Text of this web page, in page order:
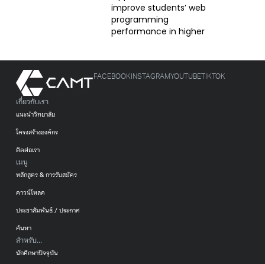
เกี่ยวกับเรา
แนะนำวิทยาลัย
โครงสร้างองค์กร
ติดต่อเรา
เมนู
หลักสูตร & การรับสมัคร
ดาวน์โหลด
ประชาสัมพันธ์ / ประกาศ
ค้นหา
สำหรับ...
นักศึกษาปัจจุบัน
FACEBOOK INSTAGRAM YOUTUBETIKTOK